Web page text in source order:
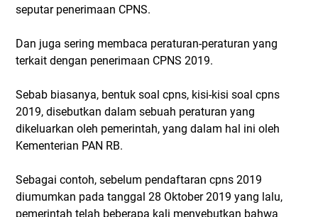
seputar penerimaan CPNS.
Dan juga sering membaca peraturan-peraturan yang
terkait dengan penerimaan CPNS 2019.
Sebab biasanya, bentuk soal cpns, kisi-kisi soal cpns
2019, disebutkan dalam sebuah peraturan yang
dikeluarkan oleh pemerintah, yang dalam hal ini oleh
Kementerian PAN RB.
Sebagai contoh, sebelum pendaftaran cpns 2019
diumumkan pada tanggal 28 Oktober 2019 yang lalu,
pemerintah telah beberapa kali menyebutkan bahwa